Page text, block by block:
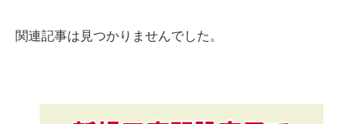
関連記事は見つかりませんでした。